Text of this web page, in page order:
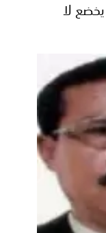
عوض
كافة
لا